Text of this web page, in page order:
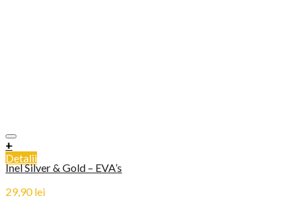
+
Detalii
Inel Silver & Gold – EVA’s
29,90lei